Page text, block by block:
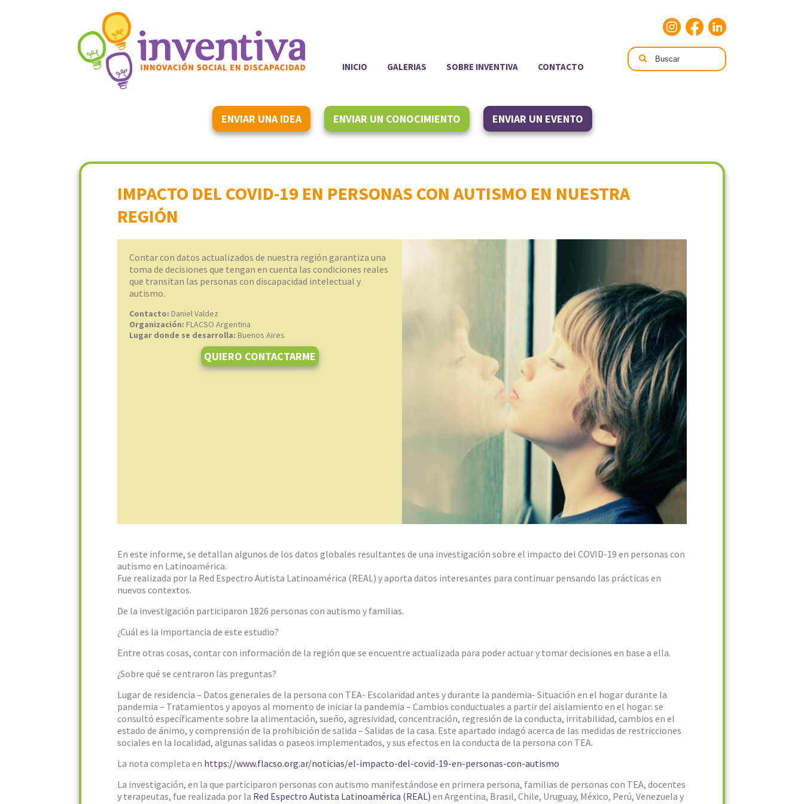
INICIO GALERIAS SOBRE INVENTIVA CONTACTO
ENVIAR UNA IDEA ENVIAR UN CONOCIMIENTO ENVIAR UN EVENTO
IMPACTO DEL COVID-19 EN PERSONAS CON AUTISMO EN NUESTRA
REGIÓN
Contar con datos actualizados de nuestra región garantiza una
toma de decisiones que tengan en cuenta las condiciones reales
que transitan las personas con discapacidad intelectual y
autismo.
Contacto: Daniel Valdez
Organización: FLACSO Argentina
Lugar donde se desarrolla: Buenos Aires
QUIERO CONTACTARME
En este informe, se detallan algunos de los datos globales resultantes de una investigación sobre el impacto del COVID-19 en personas con
autismo en Latinoamérica.
Fue realizada por la Red Espectro Autista Latinoamérica (REAL) y aporta datos interesantes para continuar pensando las prácticas en
nuevos contextos.
De la investigación participaron 1826 personas con autismo y familias.
¿Cuál es la importancia de este estudio?
Entre otras cosas, contar con información de la región que se encuentre actualizada para poder actuar y tomar decisiones en base a ella.
¿Sobre qué se centraron las preguntas?
Lugar de residencia – Datos generales de la persona con TEA- Escolaridad antes y durante la pandemia- Situación en el hogar durante la
pandemia – Tratamientos y apoyos al momento de iniciar la pandemia – Cambios conductuales a partir del aislamiento en el hogar: se
consultó específicamente sobre la alimentación, sueño, agresividad, concentración, regresión de la conducta, irritabilidad, cambios en el
estado de ánimo, y comprensión de la prohibición de salida – Salidas de la casa. Este apartado indagó acerca de las medidas de restricciones
sociales en la localidad, algunas salidas o paseos implementados, y sus efectos en la conducta de la persona con TEA.
La nota completa en https://www.flacso.org.ar/noticias/el-impacto-del-covid-19-en-personas-con-autismo
La investigación, en la que participaron personas con autismo manifestándose en primera persona, familias de personas con TEA, docentes
y terapeutas, fue realizada por la Red Espectro Autista Latinoamérica (REAL) en Argentina, Brasil, Chile, Uruguay, México, Perú, Venezuela y